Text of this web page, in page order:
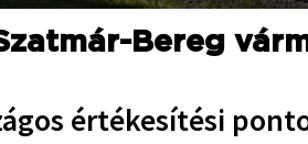
Bereg
értékesítési